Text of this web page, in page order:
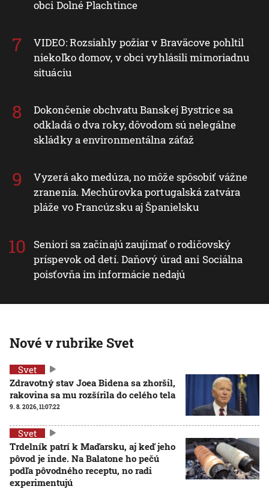
obci Dolné Plachtince
VIDEO: Rozsiahly požiar v Braväcove pohltil
niekoľko domov, v obci vyhlásili mimoriadnu
situáciu
Dokončenie obchvatu Banskej Bystrice sa
odkladá o dva roky, dôvodom sú nelegálne
skládky a environmentálna záťaž
Vyzerá ako medúza, no môže spôsobiť vážne
zranenia. Mechúrovka portugalská zatvára
pláže vo Francúzsku aj Španielsku
Seniori sa začínajú zaujímať o rodičovský
príspevok od detí. Daňový úrad ani Sociálna
poisťovňa im informácie nedajú
Nové v rubrike Svet
Svet
Zdravotný stav Joea Bidena sa zhoršil,
rakovina sa mu rozšírila do celého tela
9. 8. 2026, 11:07:22
Svet
Trdelník patrí k Maďarsku, aj keď jeho
pôvod je inde. Na Balatone ho pečú
podľa pôvodného receptu, no radi
experimentujú